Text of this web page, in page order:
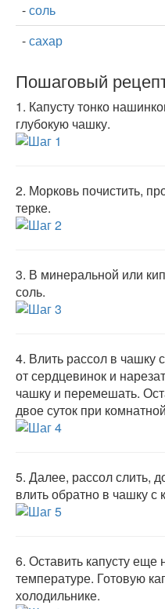
-соль
-сахар
Пошаговый
1. Капусту тонко
глубокую чашку.
2. Морковь почистить,
терке.
3. В минеральной или
соль.
4. Влить рассол в чашку
от сердцевинок и
чашку и перемешать.
двое суток при
5. Далее, рассол слить,
влить обратно в чашку с
6. Оставить капусту еще
температуре. Готовую
холодильнике.